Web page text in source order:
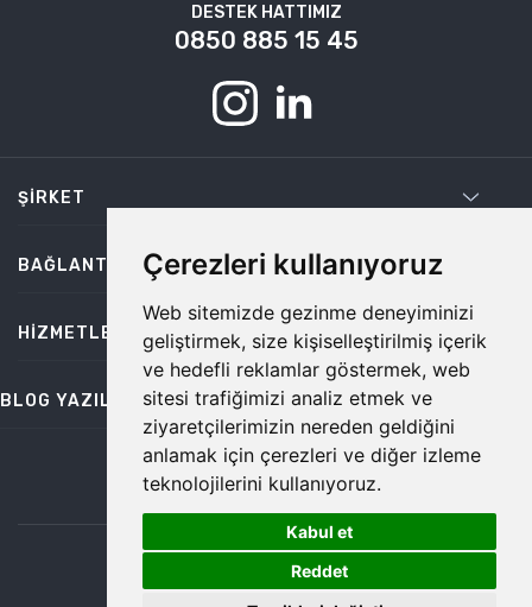
Çerezleri kullanıyoruz
Web sitemizde gezinme deneyiminizi
geliştirmek, size kişiselleştirilmiş içerik
ve hedefli reklamlar göstermek, web
sitesi trafiğimizi analiz etmek ve
ziyaretçilerimizin nereden geldiğini
anlamak için çerezleri ve diğer izleme
teknolojilerini kullanıyoruz.
Kabul et
Reddet
DESTEK HATTIMIZ
0850 885 15 45
ŞIRKET
BAĞLANTILAR
HIZMETLER
BLOG YAZILARI
bilgi@temiz.co
©2026 Temiz, Her Hakkı Saklıdır.